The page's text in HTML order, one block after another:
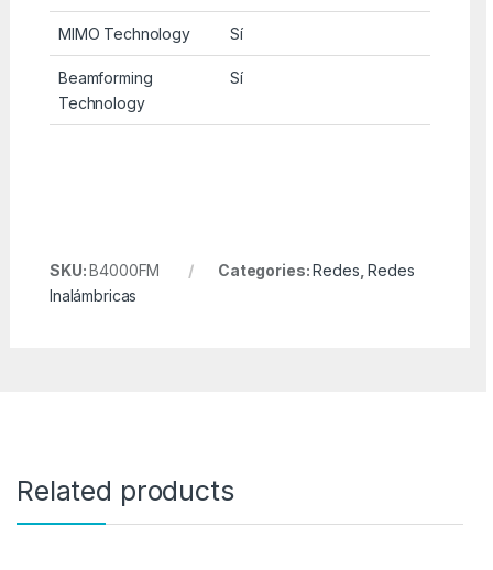
MIMO Technology Sí
Beamforming
Technology
Sí
SKU:B4000FM Categories:Redes ,Redes
Inalámbricas
Related products